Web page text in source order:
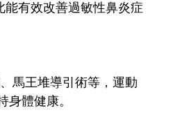
有效改善過敏性鼻炎症
體健康。